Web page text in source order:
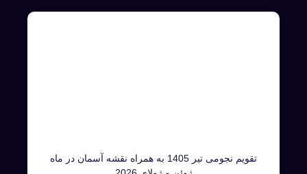
تقویم نجومی تیر 1405 به همراه نقشه آسمان در ماه